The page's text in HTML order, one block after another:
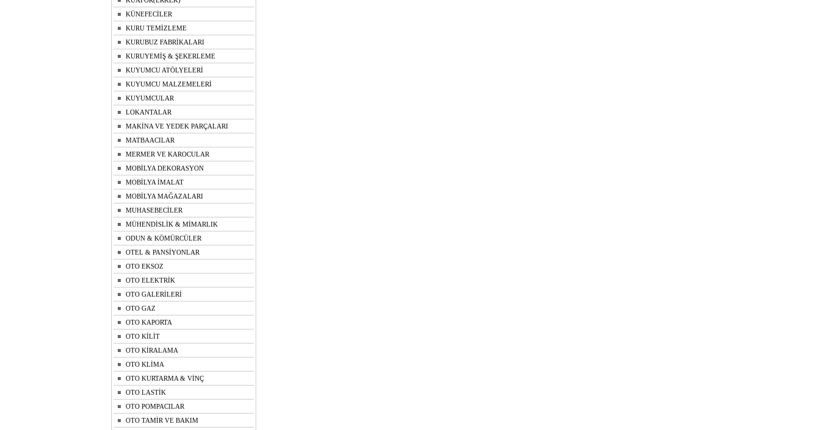
KÜNEFECİLER
KURU TEMİZLEME
KURUBUZ FABRİKALARI
KURUYEMİŞ & ŞEKERLEME
KUYUMCU ATÖLYELERİ
KUYUMCU MALZEMELERİ
KUYUMCULAR
LOKANTALAR
MAKİNA VE YEDEK PARÇALARI
MATBAACILAR
MERMER VE KAROCULAR
MOBİLYA DEKORASYON
MOBİLYA İMALAT
MOBİLYA MAĞAZALARI
MUHASEBECİLER
MÜHENDİSLİK & MİMARLIK
ODUN & KÖMÜRCÜLER
OTEL & PANSİYONLAR
OTO EKSOZ
OTO ELEKTRİK
OTO GALERİLERİ
OTO GAZ
OTO KAPORTA
OTO KİLİT
OTO KİRALAMA
OTO KLİMA
OTO KURTARMA & VİNÇ
OTO LASTİK
OTO POMPACILAR
OTO TAMİR VE BAKIM